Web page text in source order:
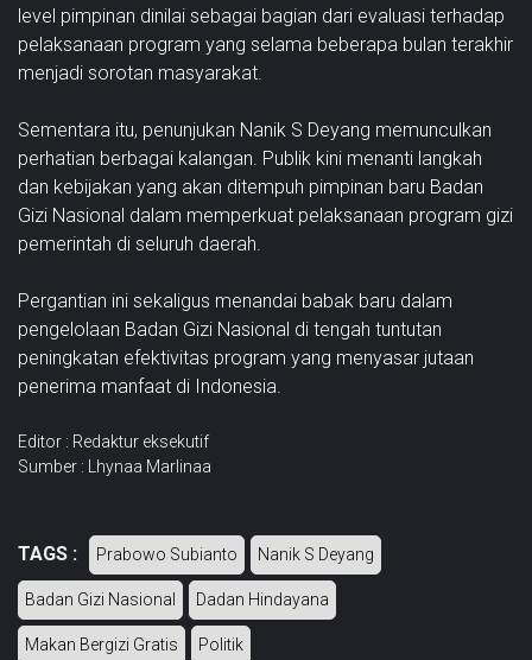
level pimpinan dinilai sebagai bagian dari evaluasi terhadap
pelaksanaan program yang selama beberapa bulan terakhir
menjadi sorotan masyarakat.
Sementara itu, penunjukan Nanik S Deyang memunculkan
perhatian berbagai kalangan. Publik kini menanti langkah
dan kebijakan yang akan ditempuh pimpinan baru Badan
Gizi Nasional dalam memperkuat pelaksanaan program gizi
pemerintah di seluruh daerah.
Pergantian ini sekaligus menandai babak baru dalam
pengelolaan Badan Gizi Nasional di tengah tuntutan
peningkatan efektivitas program yang menyasar jutaan
penerima manfaat di Indonesia.
Editor : Redaktur eksekutif
Sumber : Lhynaa Marlinaa
TAGS : Prabowo Subianto Nanik S Deyang
Badan Gizi Nasional Dadan Hindayana
Makan Bergizi Gratis Politik